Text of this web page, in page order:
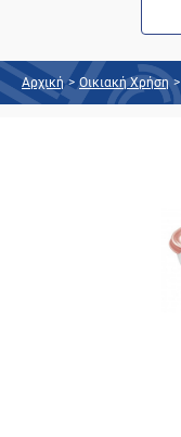
Αρχική > Οικιακή Χρήση >